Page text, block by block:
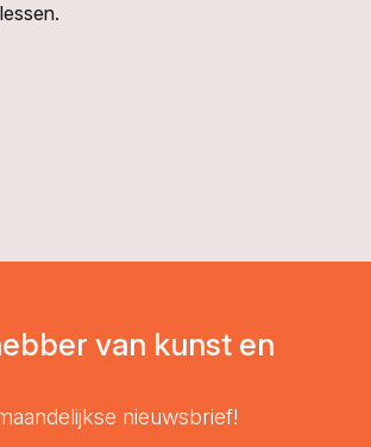
van kunst en
nieuwsbrief!